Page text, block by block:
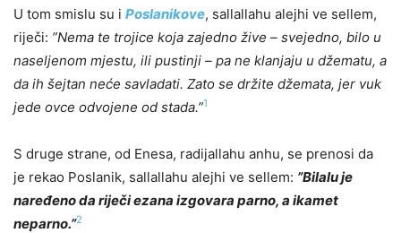
U tom smislu su i Poslanikove, sallallahu alejhi ve sellem,
riječi: ”Nema te trojice koja zajedno žive – svejedno, bilo u
naseljenom mjestu, ili pustinji – pa ne klanjaju u džematu, a
da ih šejtan neće savladati. Zato se držite džemata, jer vuk
jede ovce odvojene od stada.”1
S druge strane, od Enesa, radijallahu anhu, se prenosi da
je rekao Poslanik, sallallahu alejhi ve sellem: ”Bilalu je
naređeno da riječi ezana izgovara parno, a ikamet
neparno.”2